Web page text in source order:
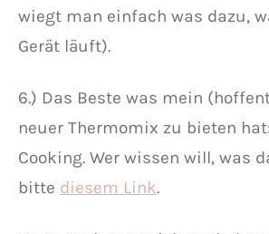
wiegt man einfach was dazu,
Gerät läuft).
6.) Das Beste was mein
neuer Thermomix zu bieten
Cooking. Wer wissen will, was
bitte diesem Link.